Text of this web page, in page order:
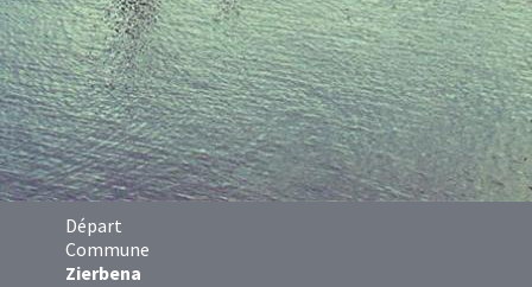
Départ
Commune
Zierbena